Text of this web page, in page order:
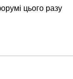
цього разу